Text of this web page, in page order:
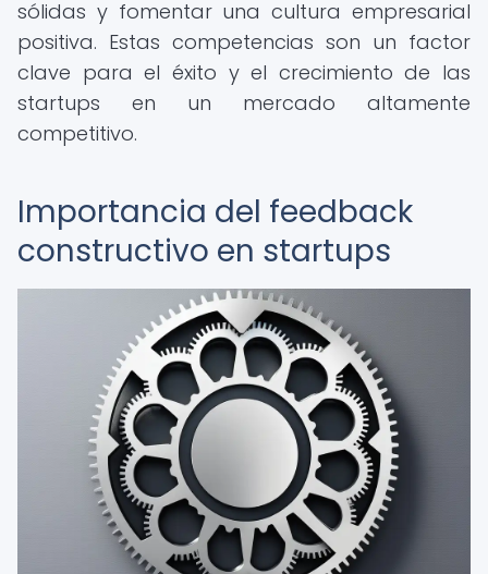
sólidas y fomentar una cultura empresarial
positiva. Estas competencias son un factor
clave para el éxito y el crecimiento de las
startups en un mercado altamente
competitivo.
Importancia del feedback
constructivo en startups